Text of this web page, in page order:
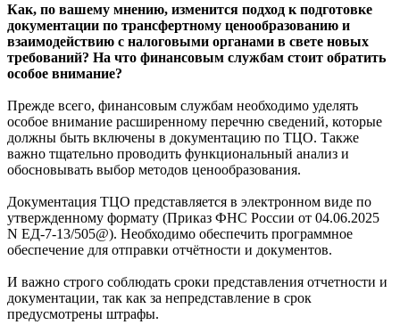
Как, по вашему мнению, изменится подход к подготовке
документации по трансфертному ценообразованию и
взаимодействию с налоговыми органами в свете новых
требований? На что финансовым службам стоит обратить
особое внимание?
Прежде всего, финансовым службам необходимо уделять
особое внимание расширенному перечню сведений, которые
должны быть включены в документацию по ТЦО. Также
важно тщательно проводить функциональный анализ и
обосновывать выбор методов ценообразования.
Документация ТЦО представляется в электронном виде по
утвержденному формату (Приказ ФНС России от 04.06.2025
N ЕД-7-13/505@). Необходимо обеспечить программное
обеспечение для отправки отчётности и документов.
И важно строго соблюдать сроки представления отчетности и
документации, так как за непредставление в срок
предусмотрены штрафы.